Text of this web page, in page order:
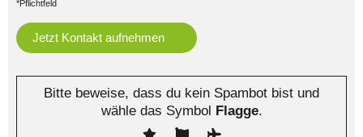
*Pflichtfeld
Bitte beweise, dass du kein Spambot bist und
wähle das Symbol Flagge.